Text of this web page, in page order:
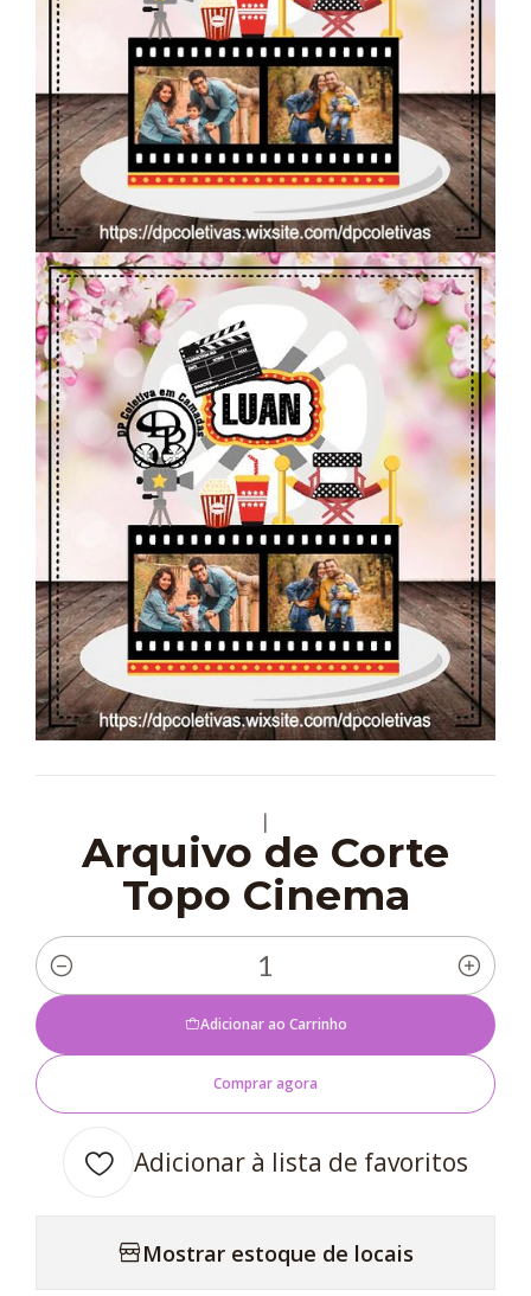
|
Arquivo de Corte
Topo Cinema
Quantidade
Adicionar ao Carrinho
Comprar agora
Adicionar à lista de favoritos
Mostrar estoque de locais